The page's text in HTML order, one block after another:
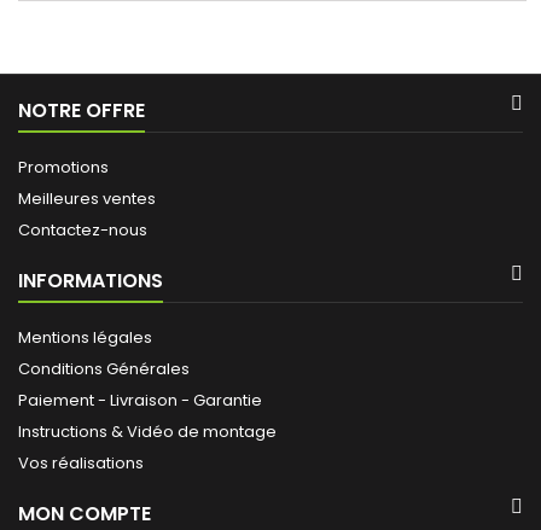
NOTRE OFFRE
Promotions
Meilleures ventes
Contactez-nous
INFORMATIONS
Mentions légales
Conditions Générales
Paiement - Livraison - Garantie
Instructions & Vidéo de montage
Vos réalisations
MON COMPTE